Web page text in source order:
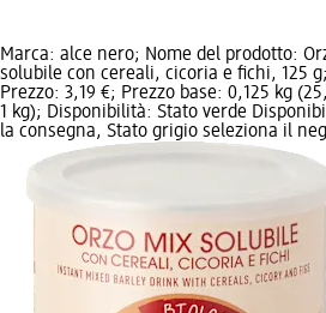
Marca: alce nero; Nome del prodotto:
solubile con cereali, cicoria e fichi, 125 g;
Prezzo: 3,19 €; Prezzo base: 0,125 kg
1 kg); Disponibilità: Stato verde
la consegna, Stato grigio seleziona il